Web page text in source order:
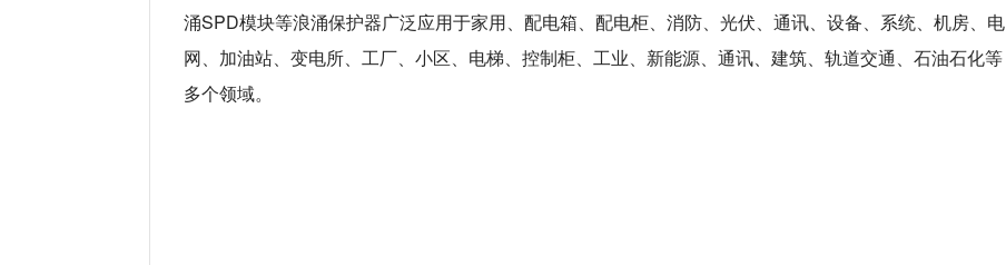
涌SPD模块等浪涌保护器广泛应用于家用、配电箱、配电柜、消防、光伏、通讯、设备、系统、机房、电
网、加油站、变电所、工厂、小区、电梯、控制柜、工业、新能源、通讯、建筑、轨道交通、石油石化等
多个领域。